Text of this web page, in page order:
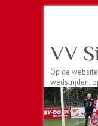
VV
Op de
wedstrijden,